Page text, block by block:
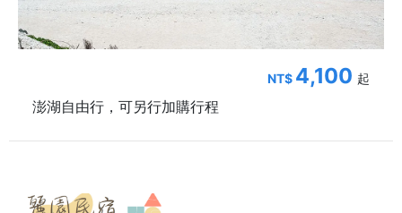
NT$ 4,100 起
澎湖自由行，可另行加購行程